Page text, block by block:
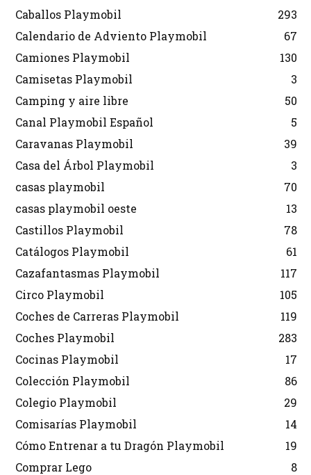
Caballos Playmobil
293
Calendario de Adviento Playmobil
67
Camiones Playmobil
130
Camisetas Playmobil
3
Camping y aire libre
50
Canal Playmobil Español
5
Caravanas Playmobil
39
Casa del Árbol Playmobil
3
casas playmobil
70
casas playmobil oeste
13
Castillos Playmobil
78
Catálogos Playmobil
61
Cazafantasmas Playmobil
117
Circo Playmobil
105
Coches de Carreras Playmobil
119
Coches Playmobil
283
Cocinas Playmobil
17
Colección Playmobil
86
Colegio Playmobil
29
Comisarías Playmobil
14
Cómo Entrenar a tu Dragón Playmobil
19
Comprar Lego
8